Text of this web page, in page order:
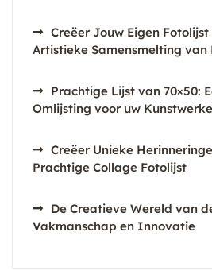
Creëer Jouw Eigen Fotolijst
Artistieke Samensmelting van
Prachtige Lijst van 70×50:
Omlijsting voor uw
Creëer Unieke
Prachtige Collage Fotolijst
De Creatieve Wereld van
Vakmanschap en Innovatie